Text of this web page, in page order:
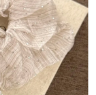
「AFTEE先享後付」
。
，可透過四大超商／
成。